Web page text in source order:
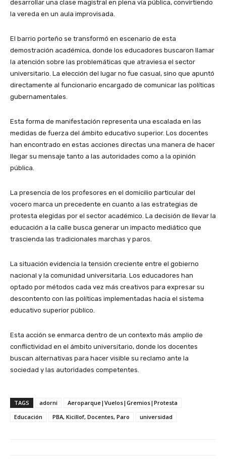
desarrollar una clase magistral en plena vía pública, convirtiendo
la vereda en un aula improvisada.
El barrio porteño se transformó en escenario de esta
demostración académica, donde los educadores buscaron llamar
la atención sobre las problemáticas que atraviesa el sector
universitario. La elección del lugar no fue casual, sino que apuntó
directamente al funcionario encargado de comunicar las políticas
gubernamentales.
Esta forma de manifestación representa una escalada en las
medidas de fuerza del ámbito educativo superior. Los docentes
han encontrado en estas acciones directas una manera de hacer
llegar su mensaje tanto a las autoridades como a la opinión
pública.
La presencia de los profesores en el domicilio particular del
vocero marca un precedente en cuanto a las estrategias de
protesta elegidas por el sector académico. La decisión de llevar la
educación a la calle busca generar un impacto mediático que
trascienda las tradicionales marchas y paros.
La situación evidencia la tensión creciente entre el gobierno
nacional y la comunidad universitaria. Los educadores han
optado por métodos cada vez más creativos para expresar su
descontento con las políticas implementadas hacia el sistema
educativo superior público.
Esta acción se enmarca dentro de un contexto más amplio de
conflictividad en el ámbito universitario, donde los docentes
buscan alternativas para hacer visible su reclamo ante la
sociedad y las autoridades competentes.
TAGS adorni
Aeroparque|Vuelos|Gremios|Protesta
Educación
PBA, Kicillof, Docentes, Paro universidad